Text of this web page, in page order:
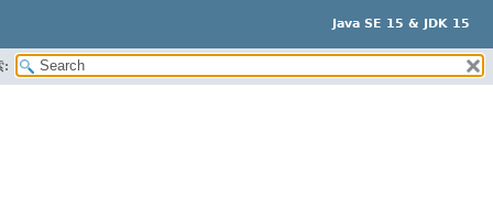
Java SE 15 & JDK 15
: